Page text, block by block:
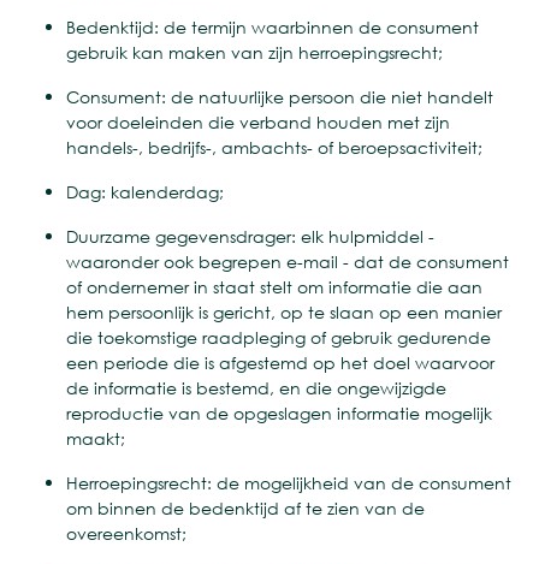
Bedenktijd: de termijn waarbinnen de consument
gebruik kan maken van zijn herroepingsrecht;
Consument: de natuurlijke persoon die niet handelt
voor doeleinden die verband houden met zijn
handels-, bedrijfs-, ambachts- of beroepsactiviteit;
Dag: kalenderdag;
Duurzame gegevensdrager: elk hulpmiddel -
waaronder ook begrepen e-mail - dat de consument
of ondernemer in staat stelt om informatie die aan
hem persoonlijk is gericht, op te slaan op een manier
die toekomstige raadpleging of gebruik gedurende
een periode die is afgestemd op het doel waarvoor
de informatie is bestemd, en die ongewijzigde
reproductie van de opgeslagen informatie mogelijk
maakt;
Herroepingsrecht: de mogelijkheid van de consument
om binnen de bedenktijd af te zien van de
overeenkomst;